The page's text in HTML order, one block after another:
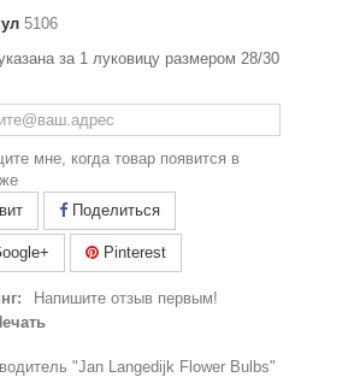
5106
за 1 луковицу размером 28/30
мне, когда товар появится в
Поделиться
Pinterest
Напишите отзыв первым!
"Jan Langedijk Flower Bulbs"